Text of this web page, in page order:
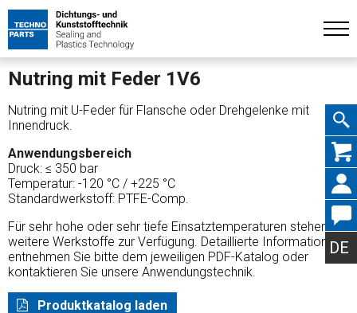
DE
Nutring mit Feder 1V6
Nutring mit U-Feder für Flansche oder Drehgelenke mit
Innendruck.
Anwendungsbereich
Druck: ≤ 350 bar
Temperatur: -120 °C / +225 °C
Standardwerkstoff: PTFE-Comp.
Für sehr hohe oder sehr tiefe Einsatztemperaturen stehen
weitere Werkstoffe zur Verfügung. Detaillierte Informationen
entnehmen Sie bitte dem jeweiligen PDF-Katalog oder
kontaktieren Sie unsere Anwendungstechnik.
Produktkatalog laden